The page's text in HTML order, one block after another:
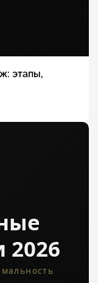
этапы,